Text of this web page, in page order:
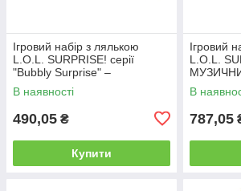
Ігровий набір з лялькою
L.O.L. SURPRISE! серії
"Bubbly Surprise" –
СЕСТРИЧКИ
В наявності
490,05 ₴
Купити
Ігровий
L.O.L.
В
787,05